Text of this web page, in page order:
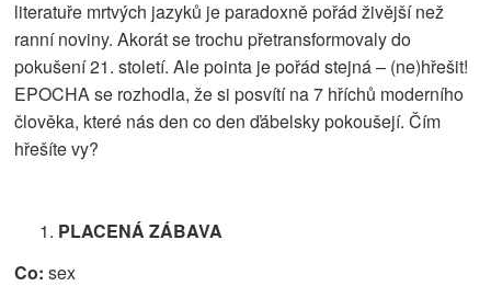
literatuře mrtvých jazyků je paradoxně pořád živější než
ranní noviny. Akorát se trochu přetransformovaly do
pokušení 21. století. Ale pointa je pořád stejná – (ne)hřešit!
EPOCHA se rozhodla, že si posvítí na 7 hříchů moderního
člověka, které nás den co den ďábelsky pokoušejí. Čím
hřešíte vy?
PLACENÁ ZÁBAVA
Co: sex